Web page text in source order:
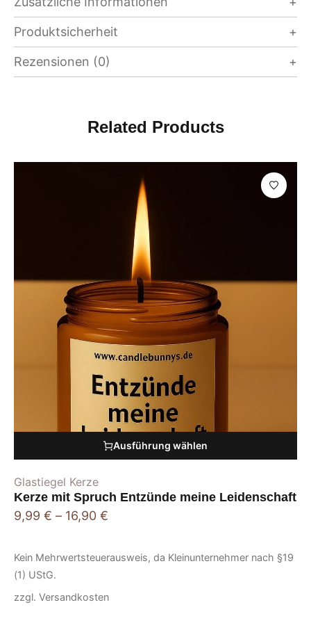
Produktsicherheit
Rezensionen (0)
Related Products
Ausführung wählen
Glastiegel Kerze
Kerze mit Spruch Entzünde meine Leidenschaft
9,99 € – 16,90 €
Kein Mehrwertsteuerausweis, da Kleinunternehmer nach §19
(1) UStG.
zzgl. Versandkosten